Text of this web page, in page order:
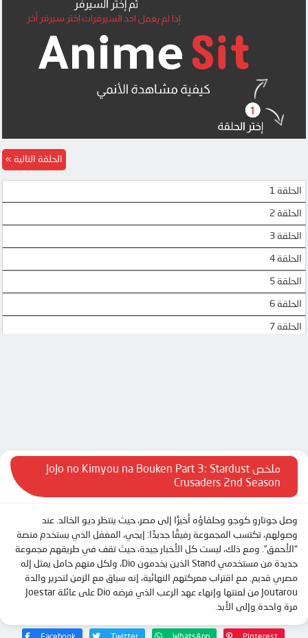
الحلقة 1
الحلقة 2
الحلقة 3
الحلقة 4
الحلقة 5
الحلقة 6
الحلقة 7
الحلقة 13
الحلقة 14
الحلقة 16
الحلقة 17
الحلقة 18
الحلقة 19
الحلقة التالية
ملخص JoJo no Kimyou na Bouken Part 3: Stardust
Crusaders 2nd Season
وصل جوتارو كوجو وحلفاؤه أخيرًا إلى مصر، حيث ينتظر ديو الخالد. عند
وصولهم، تكتسب المجموعة رفيقًا جديدًا: إيجي، المغفل الذي يستخدم منصة
“الأحمق”. ومع ذلك، ليست كل الأخبار جيدة، حيث تقف في طريقهم مجموعة
جديدة من مستخدمي Stand الذين يخدمون Dio، ولكل منهم حامل يمثل إله
مصري قديم. مع اقتراب معركتهم النهائية، إنه سباق مع الزمن لتحرير والدة
Joutarou من لعنتها وإنهاء عهد الرعب الذي فرضه Dio على عائلة Joestar
مرة واحدة وإلى الأبد.